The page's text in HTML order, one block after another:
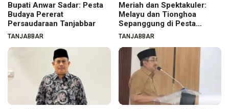
Bupati Anwar Sadar: Pesta
Budaya Pererat
Persaudaraan Tanjabbar
TANJABBAR
Meriah dan Spektakuler:
Melayu dan Tionghoa
Sepanggung di Pesta
Budaya Tanjabbar
TANJABBAR